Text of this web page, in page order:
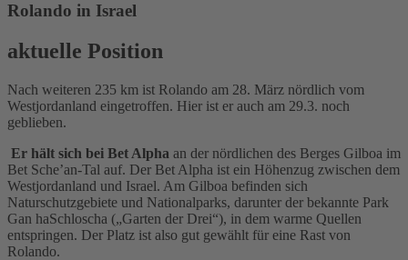
Rolando in Israel
aktuelle Position
Nach weiteren 235 km ist Rolando am 28. März nördlich vom
Westjordanland eingetroffen. Hier ist er auch am 29.3. noch
geblieben.
Er hält sich bei Bet Alpha an der nördlichen des Berges Gilboa im
Bet Sche’an-Tal auf. Der Bet Alpha ist ein Höhenzug zwischen dem
Westjordanland und Israel. Am Gilboa befinden sich
Naturschutzgebiete und Nationalparks, darunter der bekannte Park
Gan haSchloscha („Garten der Drei“), in dem warme Quellen
entspringen. Der Platz ist also gut gewählt für eine Rast von
Rolando.